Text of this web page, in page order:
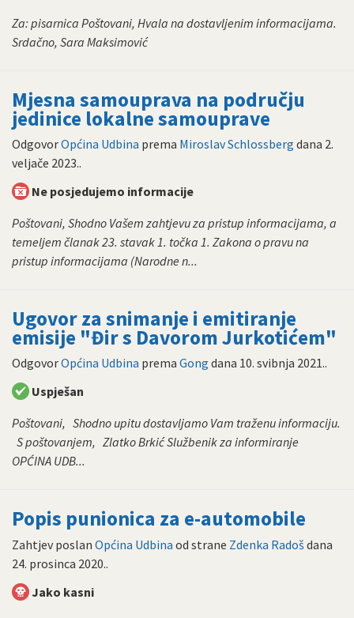
Za: pisarnica Poštovani, Hvala na dostavljenim informacijama.
Srdačno, Sara Maksimović
Mjesna samouprava na području
jedinice lokalne samouprave
OdgovorOpćina Udbina prema Miroslav Schlossberg dana 2.
veljače 2023..
Ne posjedujemo informacije
Poštovani, Shodno Vašem zahtjevu za pristup informacijama, a
temeljem članak 23. stavak 1. točka 1. Zakona o pravu na
pristup informacijama (Narodne n...
Ugovor za snimanje i emitiranje
emisije "Đir s Davorom Jurkotićem"
OdgovorOpćina Udbina prema Gong dana 10. svibnja 2021..
Uspješan
Poštovani, Shodno upitu dostavljamo Vam traženu informaciju.
S poštovanjem, Zlatko Brkić Službenik za informiranje
OPĆINA UDB...
Popis punionica za e-automobile
Zahtjev poslan Općina Udbina od strane Zdenka Radošdana
24. prosinca 2020..
Jako kasni